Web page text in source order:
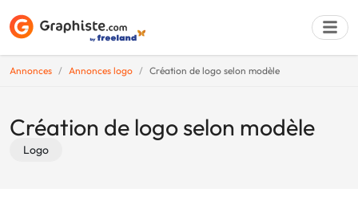
Annonces Annonces logo Création de logo selon modèle
Création de logo selon modèle
Logo